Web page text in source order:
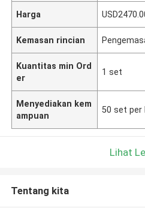
Harga
Kemasan rincian
Kuantitas min Ord
er
1 set
Menyediakan kem
ampuan
50 set per
Lihat
Tentang kita